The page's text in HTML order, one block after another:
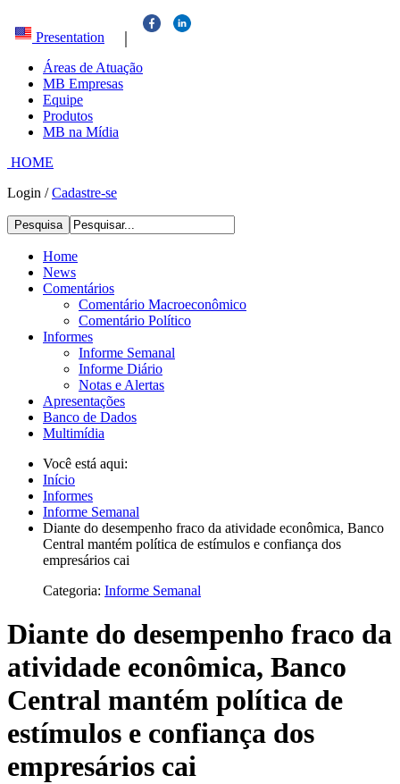
Presentation |
Áreas de Atuação
MB Empresas
Equipe
Produtos
MB na Mídia
HOME
Login /Cadastre-se
Pesquisa
Home
News
Comentários
Comentário Macroeconômico
Comentário Político
Informes
Informe Semanal
Informe Diário
Notas e Alertas
Apresentações
Banco de Dados
Multimídia
Você está aqui:
Início
Informes
Informe Semanal
Diante do desempenho fraco da atividade econômica, Banco
Central mantém política de estímulos e confiança dos
empresários cai
Categoria: Informe Semanal
Diante do desempenho fraco da
atividade econômica, Banco
Central mantém política de
estímulos e confiança dos
empresários cai